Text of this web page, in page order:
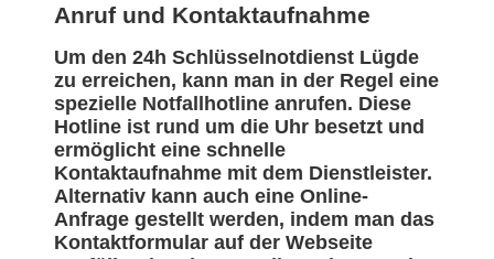
Anruf und Kontaktaufnahme
Um den 24h Schlüsselnotdienst Lügde
zu erreichen, kann man in der Regel eine
spezielle Notfallhotline anrufen. Diese
Hotline ist rund um die Uhr besetzt und
ermöglicht eine schnelle
Kontaktaufnahme mit dem Dienstleister.
Alternativ kann auch eine Online-
Anfrage gestellt werden, indem man das
Kontaktformular auf der Webseite